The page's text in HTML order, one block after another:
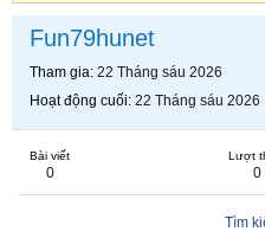
Fun79hunet
Tham gia 22 Tháng sáu 2026
Hoạt động cuối 22 Tháng sáu 2026
Bài viết
0
Lượt
0
Tìm